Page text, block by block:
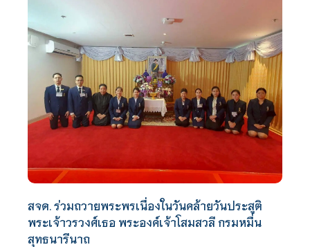
สจด. ร่วมถวายพระพรเนื่องในวันคล้ายวันประสูติ
พระเจ้าวรวงศ์เธอ พระองค์เจ้าโสมสวลี กรมหมื่น
สุทธนารีนาถ